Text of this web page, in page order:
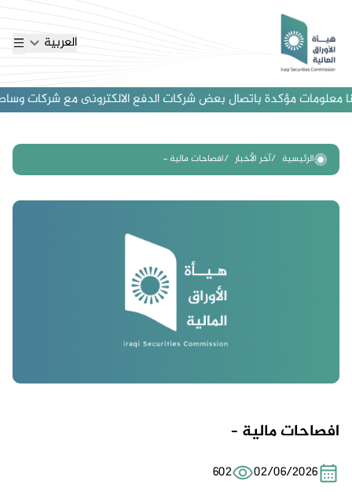
العربية
معلومات مؤكدة باتصال بعض شركات الدفع الالكترونى مع شركات وساطة
الرئيسية آخر الأخبار افصاحات مالية –
افصاحات مالية –
02/06/2026
602